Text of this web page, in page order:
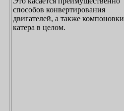
способов конвертирования
двигателей, а также компоновки
катера в целом.